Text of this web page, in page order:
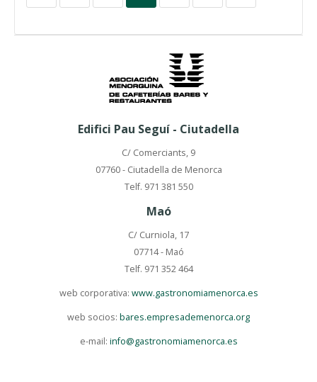
Edifici Pau Seguí - Ciutadella
C/ Comerciants, 9
07760 - Ciutadella de Menorca
Telf. 971 381 550
Maó
C/ Curniola, 17
07714 - Maó
Telf. 971 352 464
web corporativa: www.gastronomiamenorca.es
web socios: bares.empresademenorca.org
e-mail: info@gastronomiamenorca.es